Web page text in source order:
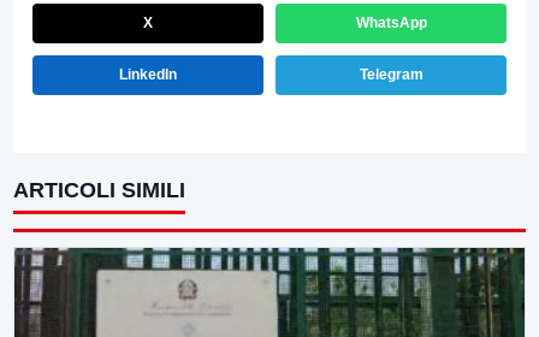
X WhatsApp
LinkedIn Telegram
ARTICOLI SIMILI